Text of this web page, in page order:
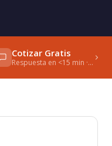
Cotizar Gratis
Respuesta en <15 min · WhatsApp